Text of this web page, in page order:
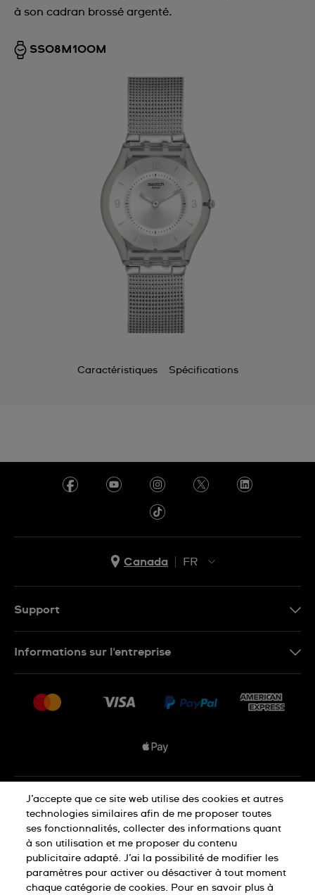
à son cadran brossé argenté.
SS08M100M
Caractéristiques Spécifications
Canada
FR
Support
Conditions De Vente
Informations sur l'entreprise
Nous rejoindre
Déclaration de confidentialité
Déclaration concernant les cookies
Conditions d'utilisation
J’accepte que ce site web utilise des cookies et autres
technologies similaires afin de me proposer toutes
ses fonctionnalités, collecter des informations quant
à son utilisation et me proposer du contenu
publicitaire adapté. J’ai la possibilité de modifier les
paramètres pour activer ou désactiver à tout moment
chaque catégorie de cookies. Pour en savoir plus à